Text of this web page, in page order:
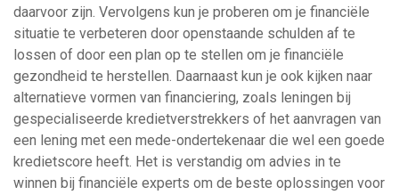
daarvoor zijn. Vervolgens kun je proberen om je financiële
situatie te verbeteren door openstaande schulden af te
lossen of door een plan op te stellen om je financiële
gezondheid te herstellen. Daarnaast kun je ook kijken naar
alternatieve vormen van financiering, zoals leningen bij
gespecialiseerde kredietverstrekkers of het aanvragen van
een lening met een mede-ondertekenaar die wel een goede
kredietscore heeft. Het is verstandig om advies in te
winnen bij financiële experts om de beste oplossingen voor